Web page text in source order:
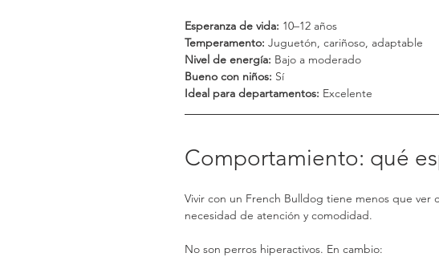
Esperanza de vida: 10–12 años
Temperamento: Juguetón, cariñoso, adaptable
Nivel de energía: Bajo a moderado
Bueno con niños: Sí
Ideal para departamentos: Excelente
Comportamiento: qué
Vivir con un French Bulldog tiene menos que ver
necesidad de atención y comodidad.
No son perros hiperactivos. En cambio: